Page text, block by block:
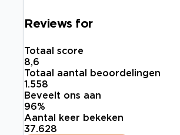
Reviews for
Totaal score
8,6
Totaal aantal beoordelingen
1.558
Beveelt ons aan
96%
Aantal keer bekeken
37.628